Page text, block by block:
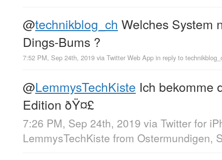
@technikblog_ch Welches System
Dings-Bums ?
7:52 PM, Sep 24th, 2019 via Twitter Web App in reply to
@LemmysTechKiste Ich bekomme
Edition ðŸ¤£
7:26 PM, Sep 24th, 2019 via Twitter for
LemmysTechKiste from Ostermundigen,